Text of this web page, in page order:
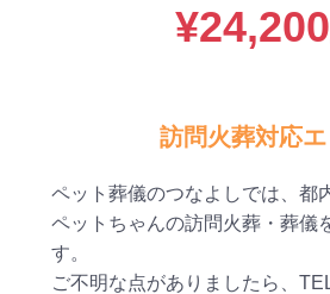
¥24,200
訪問火葬対応
ペット葬儀のつなよしでは、都
ペットちゃんの訪問火葬・葬儀
す。
ご不明な点がありましたら、